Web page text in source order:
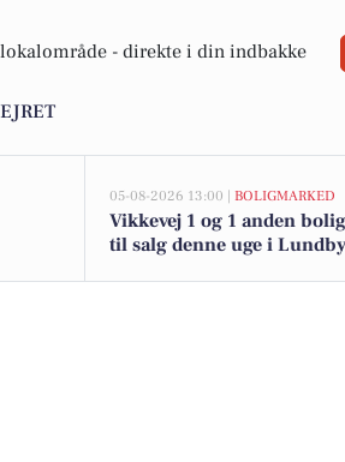
lokalområde - direkte i din indbakke
05-08-2026 13:00 | BOLIGMARKED
Vikkevej 1 og 1 anden
til salg denne uge i